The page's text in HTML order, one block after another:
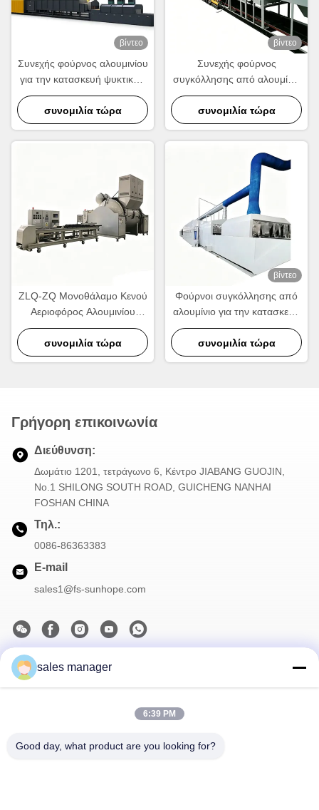
βίντεο
Συνεχής φούρνος αλουμινίου
για την κατασκευή ψυκτικών
και συμπυκνωτών.
συνομιλία τώρα
βίντεο
Συνεχής φούρνος
συγκόλλησης από αλουμίνιο
για την κατασκευή ψυκτικών,
συμπυκνωτών και εναλλάκτη
θερμότητας
συνομιλία τώρα
ZLQ-ZQ Μονοθάλαμο Κενού
Αεριοφόρος Αλουμινίου
Φούρνος Συσσωρεύσεως
Ενέργειας Γρήγορος κύκλος
συνομιλία τώρα
βίντεο
Φούρνοι συγκόλλησης από
αλουμίνιο για την κατασκευή
ψυκτικών και ανταλλακτικών
θερμότητας
συνομιλία τώρα
Γρήγορη επικοινωνία
Διεύθυνση:
Δωμάτιο 1201, τετράγωνο 6, Κέντρο JIABANG GUOJIN,
Νο.1 SHILONG SOUTH ROAD, GUICHENG NANHAI
FOSHAN CHINA
Τηλ.:
0086-86363383
E-mail
sales1@fs-sunhope.com
Το Δελτίο Ενημέρωσης
sales manager
6:39 PM
Good day, what product are you looking for?